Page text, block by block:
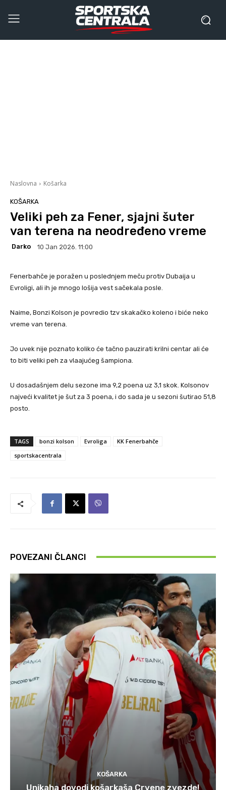
Naslovna Košarka
KOŠARKA
Veliki peh za Fener, sjajni šuter
van terena na neodređeno vreme
Darko 10 Jan 2026. 11:00
Fenerbahče je poražen u poslednjem meču protiv Dubaija u
Evroligi, ali ih je mnogo lošija vest sačekala posle.
Naime, Bonzi Kolson je povredio tzv skakačko koleno i biće neko
vreme van terena.
Jo uvek nije poznato koliko će tačno pauzirati krilni centar ali će
to biti veliki peh za vlaajućeg šampiona.
U dosadašnjem delu sezone ima 9,2 poena uz 3,1 skok. Kolsonov
najveći kvalitet je šut za 3 poena, i do sada je u sezoni šutirao 51,8
posto.
TAGS bonzi kolson Evroliga
KK Fenerbahče
sportskacentrala
POVEZANI ČLANCI
KOŠARKA
Unikaha dovodi košarkaša Crvene zvezde!